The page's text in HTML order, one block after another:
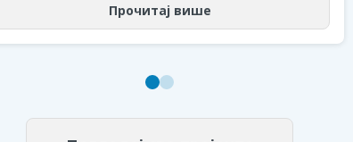
Прочитај више